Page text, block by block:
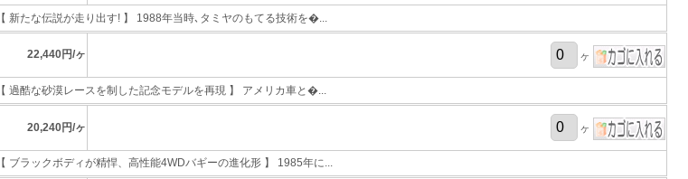
【 新たな伝説が走り出す! 】 1988年当時､タミヤのもてる技術を�...
22,440円/ヶ ヶ
【 過酷な砂漠レースを制した記念モデルを再現 】 アメリカ車と�...
20,240円/ヶ ヶ
【 ブラックボディが精悍、高性能4WDバギーの進化形 】 1985年に...